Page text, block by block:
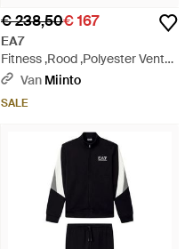
€ 238,50€ 167
EA7
Fitness ,Rood ,Polyester Ventus
7 Trainingspak - Rood
Van Miinto
SALE